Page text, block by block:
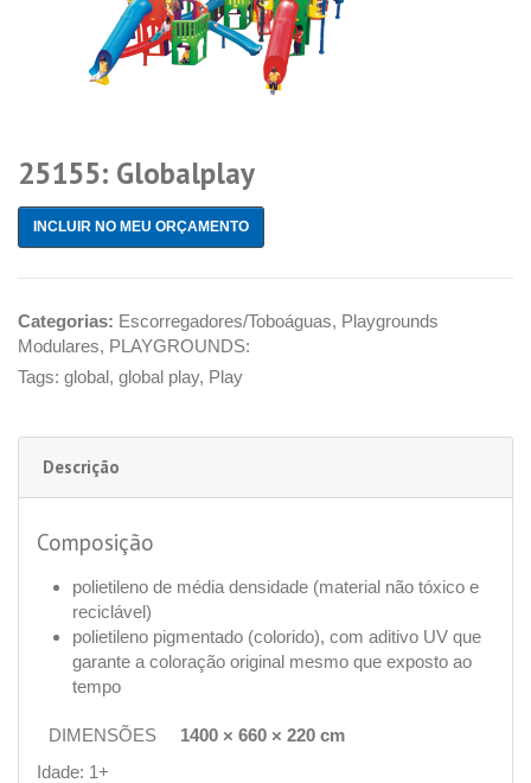
25155: Globalplay
INCLUIR NO MEU ORÇAMENTO
Categorias: Escorregadores/Toboáguas, Playgrounds
Modulares, PLAYGROUNDS:
Tags: global, global play, Play
Descrição
Composição
polietileno de média densidade (material não tóxico e
reciclável)
polietileno pigmentado (colorido), com aditivo UV que
garante a coloração original mesmo que exposto ao
tempo
DIMENSÕES
1400 × 660 × 220 cm
Idade: 1+